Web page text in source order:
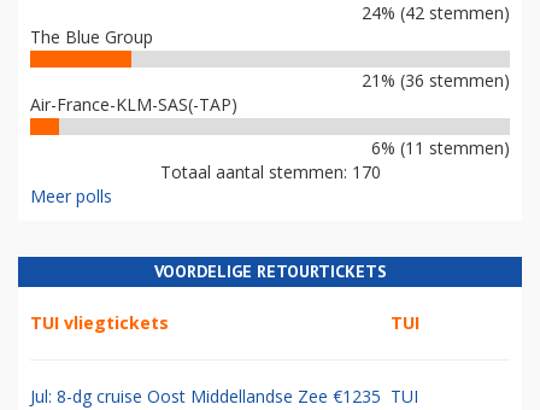
24% (42 stemmen)
The Blue Group
21% (36 stemmen)
Air-France-KLM-SAS(-TAP)
6% (11 stemmen)
Totaal aantal stemmen: 170
Meer polls
VOORDELIGE RETOURTICKETS
TUI vliegtickets TUI
Jul: 8-dg cruise Oost Middellandse Zee €1235 TUI